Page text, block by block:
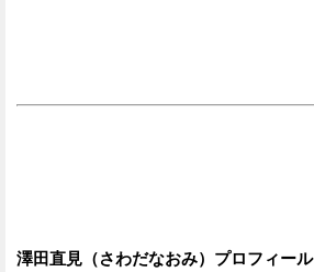
澤田直見（さわだなおみ）プロフィール